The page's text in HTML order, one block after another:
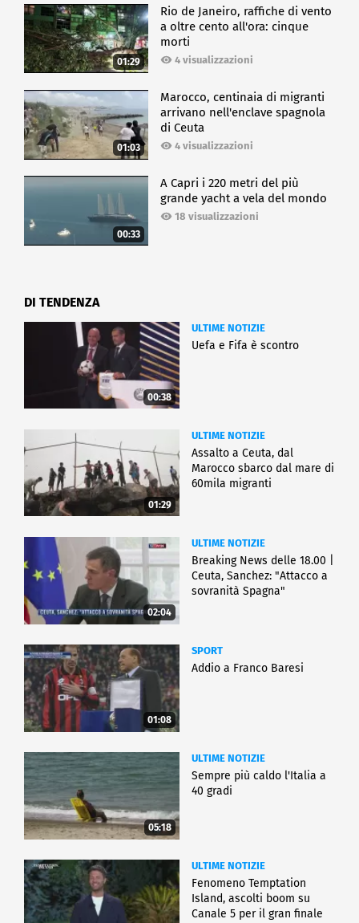
01:29
Rio de Janeiro, raffiche di vento
a oltre cento all'ora: cinque
morti
4 visualizzazioni
01:03
Marocco, centinaia di migranti
arrivano nell'enclave spagnola
di Ceuta
4 visualizzazioni
00:33
A Capri i 220 metri del più
grande yacht a vela del mondo
18 visualizzazioni
DI TENDENZA
00:38
ULTIME NOTIZIE
Uefa e Fifa è scontro
01:29
ULTIME NOTIZIE
Assalto a Ceuta, dal
Marocco sbarco dal mare di
60mila migranti
02:04
ULTIME NOTIZIE
Breaking News delle 18.00 |
Ceuta, Sanchez: "Attacco a
sovranità Spagna"
01:08
SPORT
Addio a Franco Baresi
05:18
ULTIME NOTIZIE
Sempre più caldo l'Italia a
40 gradi
ULTIME NOTIZIE
Fenomeno Temptation
Island, ascolti boom su
Canale 5 per il gran finale